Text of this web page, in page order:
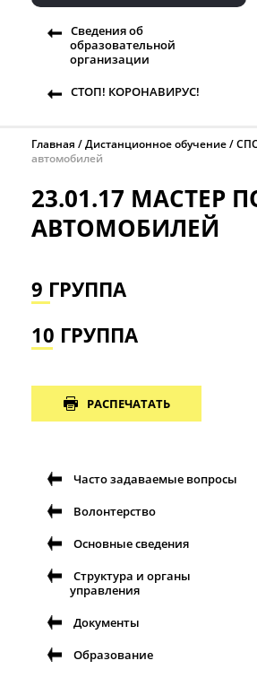
Сведения об
образовательной
организации
СТОП! КОРОНАВИРУС!
Главная Дистанционное обучение
автомобилей
23.01.17
АВТОМОБИЛЕЙ
9 ГРУППА
10 ГРУППА
РАСПЕЧАТАТЬ
Часто задаваемые вопросы
Волонтерство
Основные сведения
Структура и органы
управления
Документы
Образование